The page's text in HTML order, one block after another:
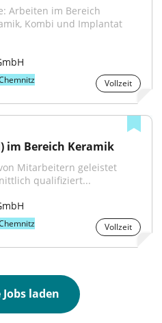
Arbeiten im Bereich
Vollzeit
im Bereich Keramik
Mitarbeitern geleistet
qualifiziert...
Vollzeit
laden